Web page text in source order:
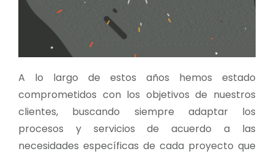
A lo largo de estos años hemos estado
comprometidos con los objetivos de nuestros
clientes, buscando siempre adaptar los
procesos y servicios de acuerdo a las
necesidades específicas de cada proyecto que